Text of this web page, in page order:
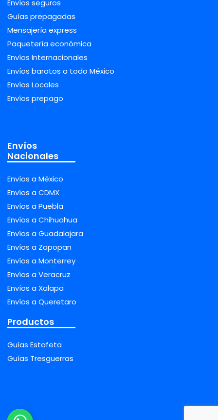
Envíos seguros
Guías prepagadas
Mensajería express
Paquetería económica
Envíos Internacionales
Envíos baratos a todo México
Envíos Locales
Envíos prepago
Envíos
Nacionales
Envíos a México
Envíos a CDMX
Envíos a Puebla
Envíos a Chihuahua
Envíos a Guadalajara
Envíos a Zapopan
Envíos a Monterrey
Envíos a Veracruz
Envíos a Xalapa
Envíos a Queretaro
Productos
Guías Estafeta
Guías Tresguerras